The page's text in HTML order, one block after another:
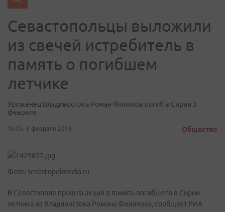
Севастопольцы выложили
из свечей истребитель в
память о погибшем
летчике
Уроженец Владивостока Роман Филипов погиб в Сирии 3
февраля
16:05, 6 февраля 2018 Общество
Фото: sevastopolmedia.ru
В Севастополе прошла акция в память погибшего в Сирии
летчика из Владивостока Романа Филипова, сообщает РИА